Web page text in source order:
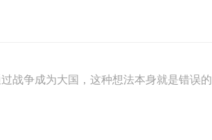
战争成为大国，这种想法本身就是错误的